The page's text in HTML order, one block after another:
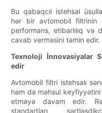
Bu qabaqcıl istehsal
hər bir avtomobil filtrinin
performans, etibarlılıq və
cavab verməsini təmin edir.
Texnoloji İnnovasiyalar
edir
Avtomobil filtri istehsalı
həm də məhsul
etməyə davam edir.
standartları